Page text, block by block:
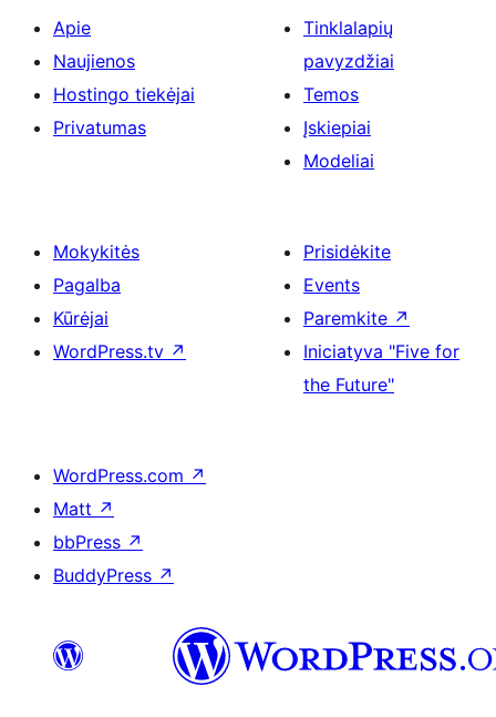
Apie
Naujienos
Hostingo tiekėjai
Privatumas
Tinklalapių
pavyzdžiai
Temos
Įskiepiai
Modeliai
Mokykitės
Pagalba
Kūrėjai
WordPress.tv ↗
Prisidėkite
Events
Paremkite ↗
Iniciatyva "Five for
the Future"
WordPress.com ↗
Matt ↗
bbPress ↗
BuddyPress ↗